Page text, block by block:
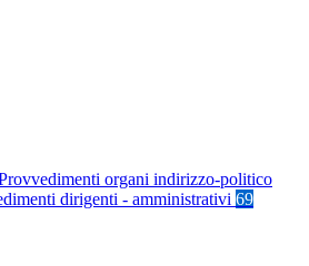
organi indirizzo-politico
dirigenti - amministrativi 69